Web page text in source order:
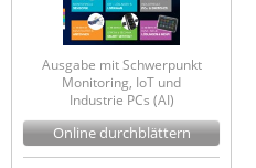
Ausgabe mit Schwerpunkt
Monitoring, IoT und
Industrie PCs (AI)
Online durchblättern